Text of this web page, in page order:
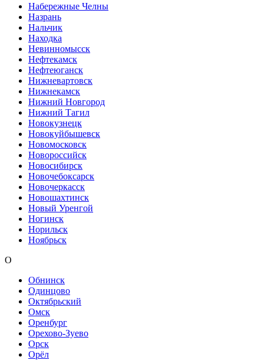
Набережные Челны
Назрань
Нальчик
Находка
Невинномысск
Нефтекамск
Нефтеюганск
Нижневартовск
Нижнекамск
Нижний Новгород
Нижний Тагил
Новокузнецк
Новокуйбышевск
Новомосковск
Новороссийск
Новосибирск
Новочебоксарск
Новочеркасск
Новошахтинск
Новый Уренгой
Ногинск
Норильск
Ноябрьск
О
Обнинск
Одинцово
Октябрьский
Омск
Оренбург
Орехово-Зуево
Орск
Орёл